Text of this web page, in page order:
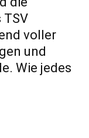
voller
und
Wie jedes